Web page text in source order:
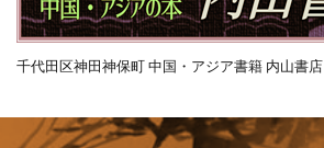
千代田区神田神保町 中国・アジア書籍 内山書店